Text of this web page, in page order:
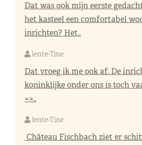
Dat was ook mijn eerste
het kasteel een comfortabel
inrichten? Het..
lente-Tine
Dat vroeg ik me ook af. De
koninklijke onder ons is toch
=>..
lente-Tine
Château Fischbach ziet er